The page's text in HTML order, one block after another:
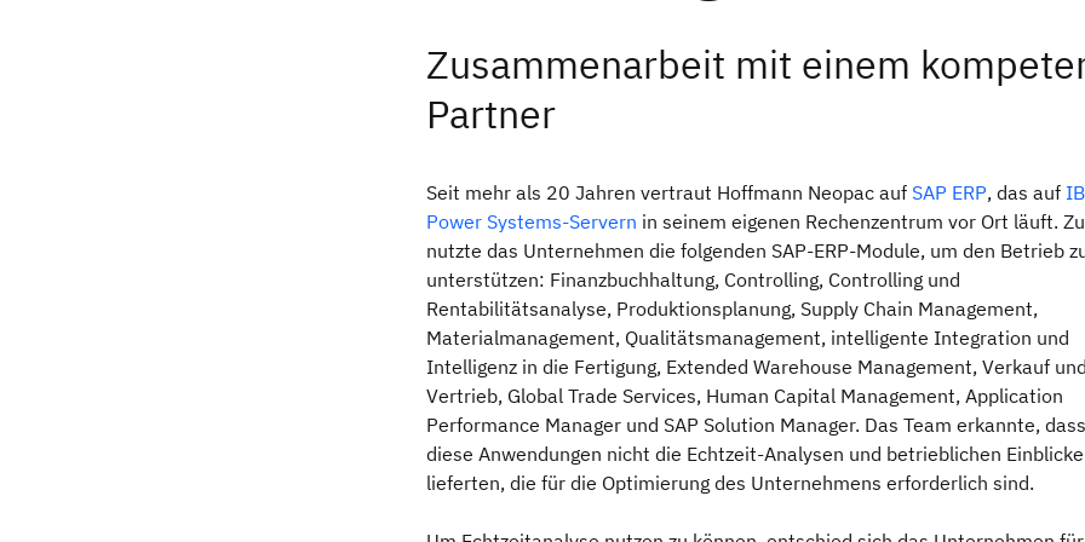
Zusammenarbeit mit einem
Partner
Seit mehr als 20 Jahren vertraut Hoffmann Neopac auf SAP ERP, das auf
Power Systems-Servern in seinem eigenen Rechenzentrum vor Ort läuft.
nutzte das Unternehmen die folgenden SAP-ERP-Module, um den Betrieb
unterstützen: Finanzbuchhaltung, Controlling, Controlling und
Rentabilitätsanalyse, Produktionsplanung, Supply Chain Management,
Materialmanagement, Qualitätsmanagement, intelligente Integration und
Intelligenz in die Fertigung, Extended Warehouse Management, Verkauf und
Vertrieb, Global Trade Services, Human Capital Management, Application
Performance Manager und SAP Solution Manager. Das Team erkannte, dass
diese Anwendungen nicht die Echtzeit-Analysen und betrieblichen Einblicke
lieferten, die für die Optimierung des Unternehmens erforderlich sind.